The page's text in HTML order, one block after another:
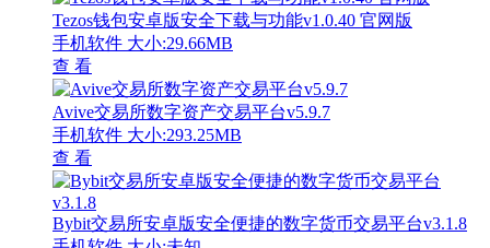
Tezos钱包安卓版安全下载与功能v1.0.40 官网版
手机软件 大小:29.66MB
查 看
Avive交易所数字资产交易平台v5.9.7
手机软件 大小:293.25MB
查 看
Bybit交易所安卓版安全便捷的数字货币交易平台v3.1.8